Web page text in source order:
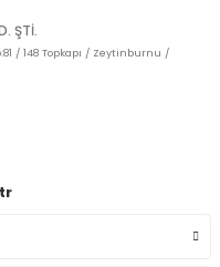
ŞTİ.
/ 148 Topkapı / Zeytinburnu /